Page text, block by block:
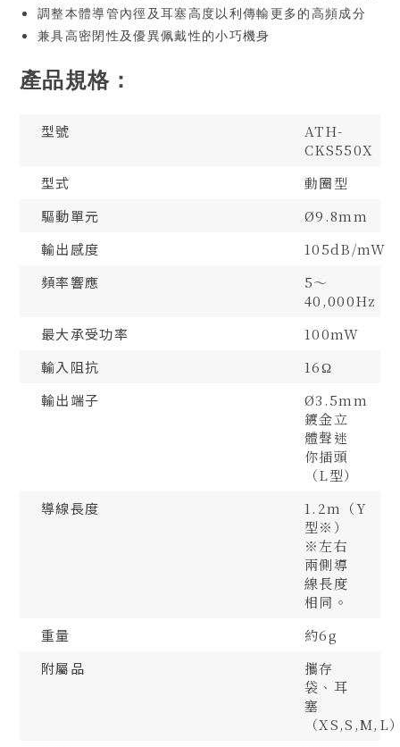
調整本體導管內徑及耳塞高度以利傳輸更多的高頻成分
兼具高密閉性及優異佩戴性的小巧機身
產品規格：
型號
ATH-
CKS550X
型式
動圈型
驅動單元
Ø9.8mm
輸出感度
105dB/mW
頻率響應
5～
40,000Hz
最大承受功率
100mW
輸入阻抗
16Ω
輸出端子
Ø3.5mm
鍍金立
體聲迷
你插頭
（L型）
導線長度
1.2m（Y
型※）
※左右
兩側導
線長度
相同。
重量
約6g
附屬品
攜存
袋、耳
塞
（XS,S,M,L